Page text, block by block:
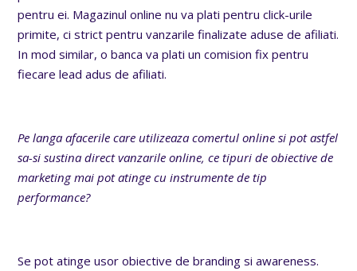
pentru ei. Magazinul online nu va plati pentru click-urile
primite, ci strict pentru vanzarile finalizate aduse de afiliati.
In mod similar, o banca va plati un comision fix pentru
fiecare lead adus de afiliati.
Pe langa afacerile care utilizeaza comertul online si pot astfel
sa-si sustina direct vanzarile online, ce tipuri de obiective de
marketing mai pot atinge cu instrumente de tip
performance?
Se pot atinge usor obiective de branding si awareness.